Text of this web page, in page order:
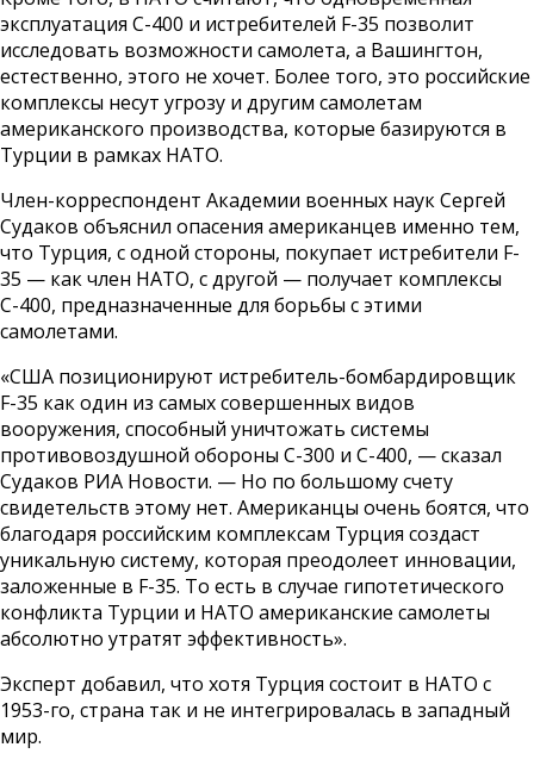
эксплуатация С-400 и истребителей F-35 позволит
исследовать возможности самолета, а Вашингтон,
естественно, этого не хочет. Более того, это российские
комплексы несут угрозу и другим самолетам
американского производства, которые базируются в
Турции в рамках НАТО.
Член-корреспондент Академии военных наук Сергей
Судаков объяснил опасения американцев именно тем,
что Турция, с одной стороны, покупает истребители F-
35 — как член НАТО, с другой — получает комплексы
С-400, предназначенные для борьбы с этими
самолетами.
«США позиционируют истребитель-бомбардировщик
F-35 как один из самых совершенных видов
вооружения, способный уничтожать системы
противовоздушной обороны С-300 и С-400, — сказал
Судаков РИА Новости. — Но по большому счету
свидетельств этому нет. Американцы очень боятся, что
благодаря российским комплексам Турция создаст
уникальную систему, которая преодолеет инновации,
заложенные в F-35. То есть в случае гипотетического
конфликта Турции и НАТО американские самолеты
абсолютно утратят эффективность».
Эксперт добавил, что хотя Турция состоит в НАТО с
1953-го, страна так и не интегрировалась в западный
мир.